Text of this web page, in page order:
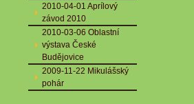
2010-04-01 Aprílový
závod 2010
2010-03-06 Oblastní
výstava České
Budějovice
2009-11-22 Mikulášský
pohár